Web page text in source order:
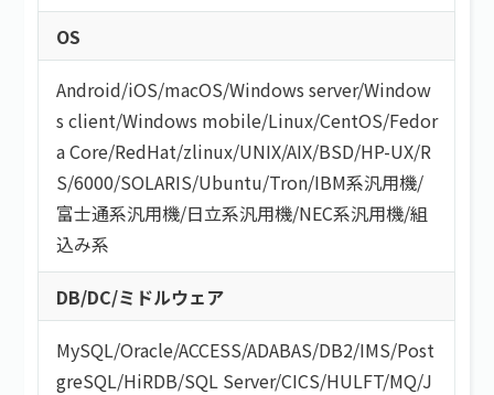
OS
Android/iOS/macOS/Windows server/Window
s client/Windows mobile/Linux/CentOS/Fedor
a Core/RedHat/zlinux/UNIX/AIX/BSD/HP-UX/R
S/6000/SOLARIS/Ubuntu/Tron/IBM系汎用機/
富士通系汎用機/日立系汎用機/NEC系汎用機/組
込み系
DB/DC/ミドルウェア
MySQL/Oracle/ACCESS/ADABAS/DB2/IMS/Post
greSQL/HiRDB/SQL Server/CICS/HULFT/MQ/J